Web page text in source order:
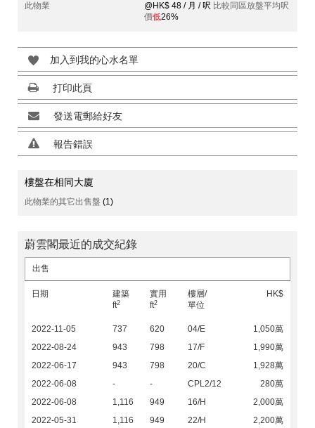
此物業
@HK$ 48 / 月 / 呎 比較同區放盤平均呎
價低26%
加入到我的心水名單
打印此頁
發送電郵給好友
報告錯誤
樓盤在相同大廈
此物業的其它出售盤 (1)
蔚雲閣最近的成交紀錄
出售
日期
建築
ft2
實用
ft2
樓層/
單位
HK$
2022-11-05 737 620 04/E
1,050萬
2022-08-24
943 798 17/F
1,990萬
2022-06-17
943 798 20/C
1,928萬
2022-06-08
- - CPL2/12
280萬
2022-06-08
1,116 949 16/H
2,000萬
2022-05-31
1,116 949 22/H
2,200萬